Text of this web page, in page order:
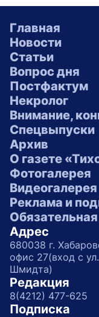
Главная
Новости
Статьи
Вопрос дня
Постфактум
Некролог
Внимание,
Спецвыпуски
Архив
О газете
Фотогалерея
Видеогалерея
Реклама и
Адрес
680038 г.
офис 27(вход с
Шмидта)
Редакция
8(4212) 477-625
Подписка